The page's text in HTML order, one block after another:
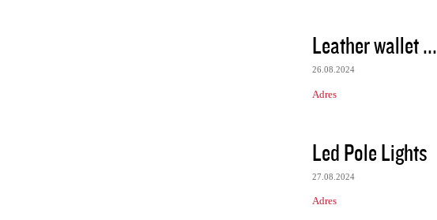
Leather wallet ...
26.08.2024
Adres
Led Pole Lights
27.08.2024
Adres